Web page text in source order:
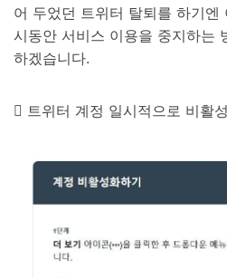
어 두었던 트위터 탈퇴를 하기엔
시동안 서비스 이용을 중지하는
하겠습니다.
 트위터 계정 일시적으로 비활